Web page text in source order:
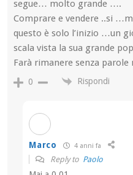
segue… molto grande ….
Comprare e vendere ..si
questo è solo l’inizio …un
scala vista la sua grande
Farà rimanere senza
0 Rispondi
Marco 4 anni fa
Reply to Paolo